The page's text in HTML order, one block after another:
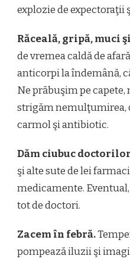
explozie de expectoraţii
Răceală, gripă, muci
de vremea caldă de
anticorpi la îndemână,
Ne prăbuşim pe capete,
strigăm nemulţumirea,
carmol şi antibiotic.
Dăm ciubuc doctorilor
şi alte sute de lei
medicamente.
tot de doctori.
Zacem în febră.
pompează iluzii şi